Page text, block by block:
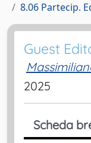
8.06 Partecip.
Guest
2025
Scheda